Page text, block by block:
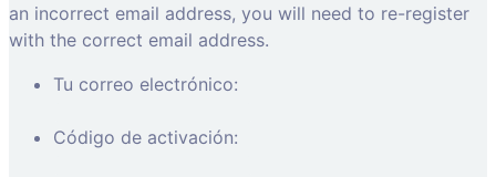
an incorrect email address, you will need to re-register
with the correct email address.
Tu correo electrónico:
Código de activación: